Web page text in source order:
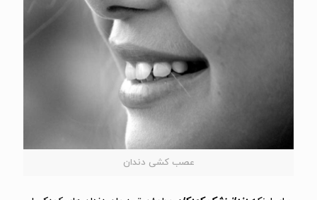
عصب کشی دندان